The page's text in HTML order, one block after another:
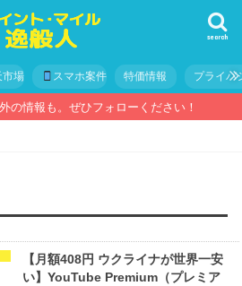
search
市場 スマホ案件 特価情報 プライバ
の情報も。ぜひフォローください！
【月額408円 ウクライナが世界一安
い】YouTube Premium（プレミア